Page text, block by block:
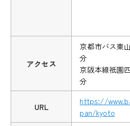
アクセス
京都市バス東
分
京阪本線祇園
分
URL
https://
pan/kyoto